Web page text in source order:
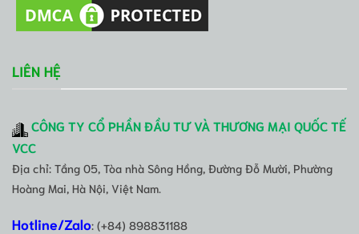
LIÊN HỆ
CÔNG TY CỔ PHẦN ĐẦU TƯ VÀ THƯƠNG MẠI QUỐC TẾ
VCC
Địa chỉ: Tầng 05, Tòa nhà Sông Hồng, Đường Đỗ Mười, Phường
Hoàng Mai, Hà Nội, Việt Nam.
Hotline/Zalo: (+84) 898831188